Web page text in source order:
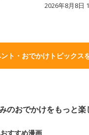
2026年8月8日
ト・おでかけトピックス
のおでかけをもっと楽
すすめ漫画